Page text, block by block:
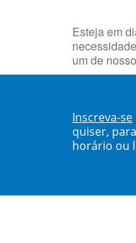
Esteja em
um de
Inscreva-se
quiser,
horário ou